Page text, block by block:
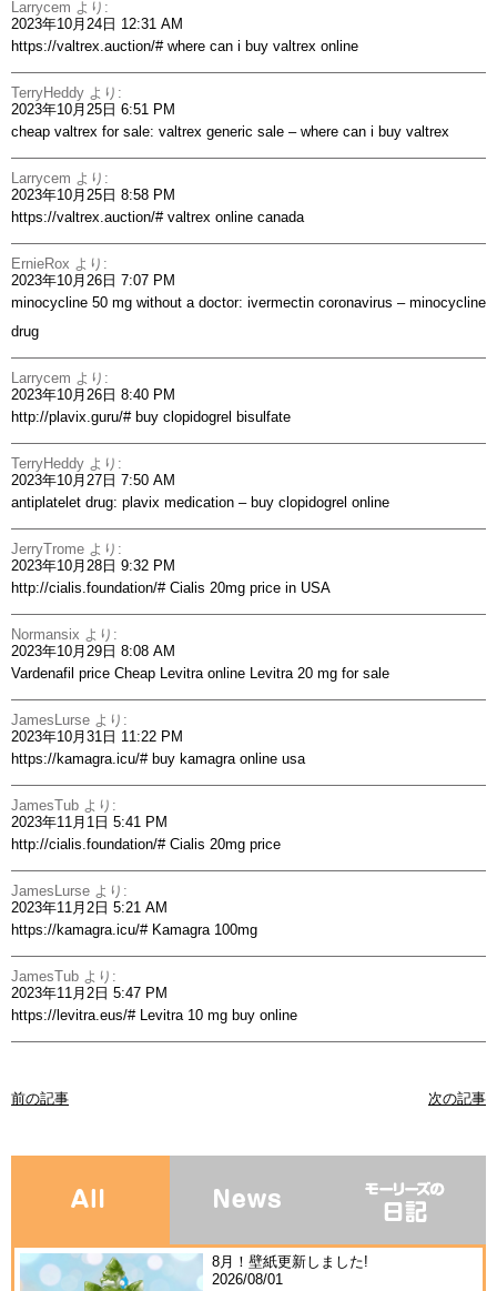
Larrycem より:
2023年10月24日 12:31 AM
https://valtrex.auction/#where can i buy valtrex online
TerryHeddy より:
2023年10月25日 6:51 PM
cheap valtrex for sale: valtrex generic sale – where can i buy valtrex
Larrycem より:
2023年10月25日 8:58 PM
https://valtrex.auction/#valtrex online canada
ErnieRox より:
2023年10月26日 7:07 PM
minocycline 50 mg without a doctor: ivermectin coronavirus – minocycline
drug
Larrycem より:
2023年10月26日 8:40 PM
http://plavix.guru/#buy clopidogrel bisulfate
TerryHeddy より:
2023年10月27日 7:50 AM
antiplatelet drug: plavix medication – buy clopidogrel online
JerryTrome より:
2023年10月28日 9:32 PM
http://cialis.foundation/#Cialis 20mg price in USA
Normansix より:
2023年10月29日 8:08 AM
Vardenafil price Cheap Levitra online Levitra 20 mg for sale
JamesLurse より:
2023年10月31日 11:22 PM
https://kamagra.icu/#buy kamagra online usa
JamesTub より:
2023年11月1日 5:41 PM
http://cialis.foundation/#Cialis 20mg price
JamesLurse より:
2023年11月2日 5:21 AM
https://kamagra.icu/#Kamagra 100mg
JamesTub より:
2023年11月2日 5:47 PM
https://levitra.eus/#Levitra 10 mg buy online
前の記事 次の記事
8月！壁紙更新しました!
2026/08/01